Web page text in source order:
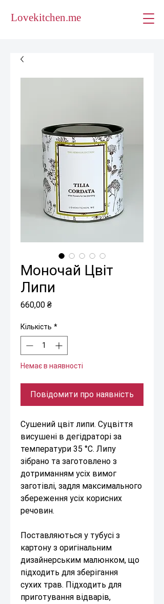
Lovekitchen.me
Моночай Цвіт
Липи
660,00 ₴Ціна
Кількість *
Немає в наявності
Повідомити про наявність
Сушений цвіт липи. Суцвіття
висушені в дегідраторі за
температури 35 °C. Липу
зібрано та заготовлено з
дотриманням усіх вимог
заготівлі, задля максимального
збереження усіх корисних
речовин.
Поставляються у тубусі з
картону з оригінальним
дизайнерським малюнком, що
підходить для зберігання
сухих трав. Підходить для
приготування відварів,